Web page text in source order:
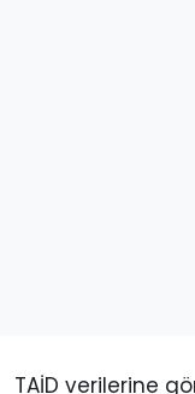
TAİD verilerine